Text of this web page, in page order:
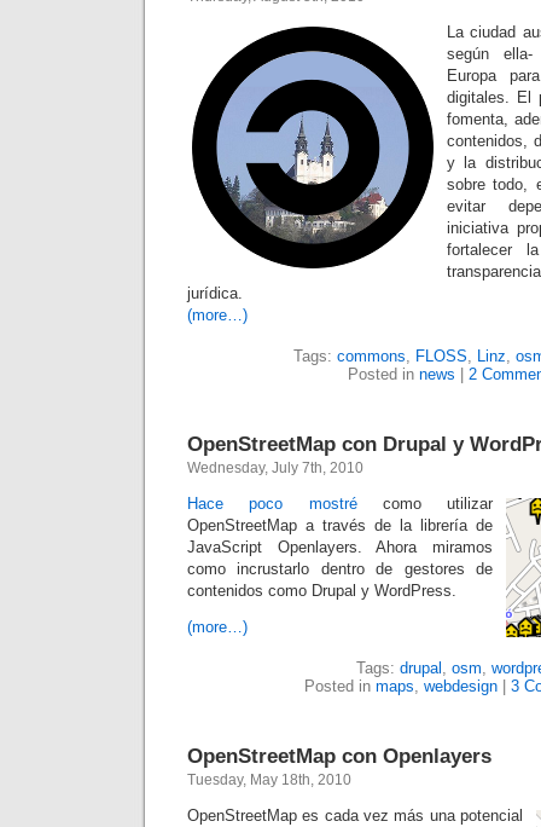
La ciudad
según
Europa
digitales. El
fomenta,
contenidos,
y la
sobre todo,
evitar
iniciativa
fortalecer
jurídica.
(more…)
Tags: commons, FLOSS, Linz,
Posted in news 2
OpenStreetMap con Drupal y
Wednesday, July 7th, 2010
Hace poco mostrécomo utilizar
OpenStreetMap a través de la librería de
JavaScript Openlayers. Ahora miramos
como incrustarlo dentro de gestores de
contenidos como Drupal y WordPress.
(more…)
Tags: drupal , osm,
Posted in maps, webdesign 3
OpenStreetMap con Openlayers
Tuesday, May 18th, 2010
OpenStreetMap es cada vez más una potencial